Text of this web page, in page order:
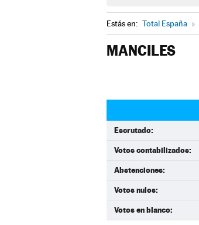
Estás en: Total España »
MANCILES
Escrutado:
Votos contabilizados:
Abstenciones:
Votos nulos:
Votos en blanco: